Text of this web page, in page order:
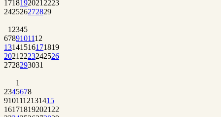
1718192021 2223
242526272829
1 2345
6789101112
13141516171819
2021 2223242526
2728293031
1
2345678
9101112131415
161718192021 22